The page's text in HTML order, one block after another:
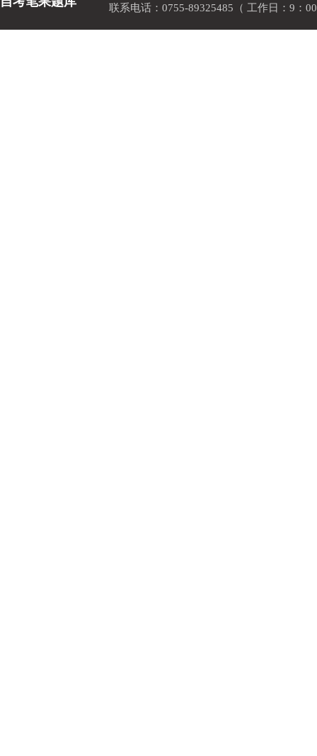
联系电话：0755-89325485（ 工作日：9：